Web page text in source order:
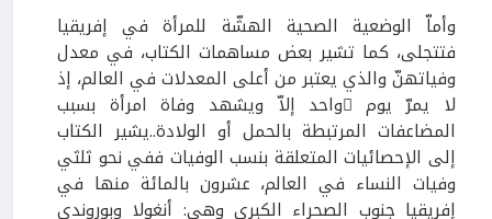
وأماّ الوضعية الصحية الهشّة للمرأة في إفريقيا
فتتجلى، كما تشير بعض مساهمات الكتاب، في معدل
وفياتهنّ والذي يعتبر من أعلى المعدلات في العالم، إذ
لا يمرّ يوم ّواحد إلاّ ويشهد وفاة امرأة بسبب
المضاعفات المرتبطة بالحمل أو الولادة..يشير الكتاب
إلى الإحصائيات المتعلقة بنسب الوفيات ففي نحو ثلثي
وفيات النساء في العالم، عشرون بالمائة منها في
إفريقيا جنوب الصحراء الكبرى وهي: أنغولا وبوروندي